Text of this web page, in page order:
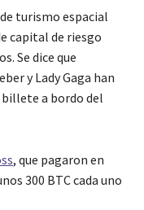
turismo espacial
capital de riesgo
Se dice que
y Lady Gaga han
billete a bordo del
, que pagaron en
300 BTC cada uno